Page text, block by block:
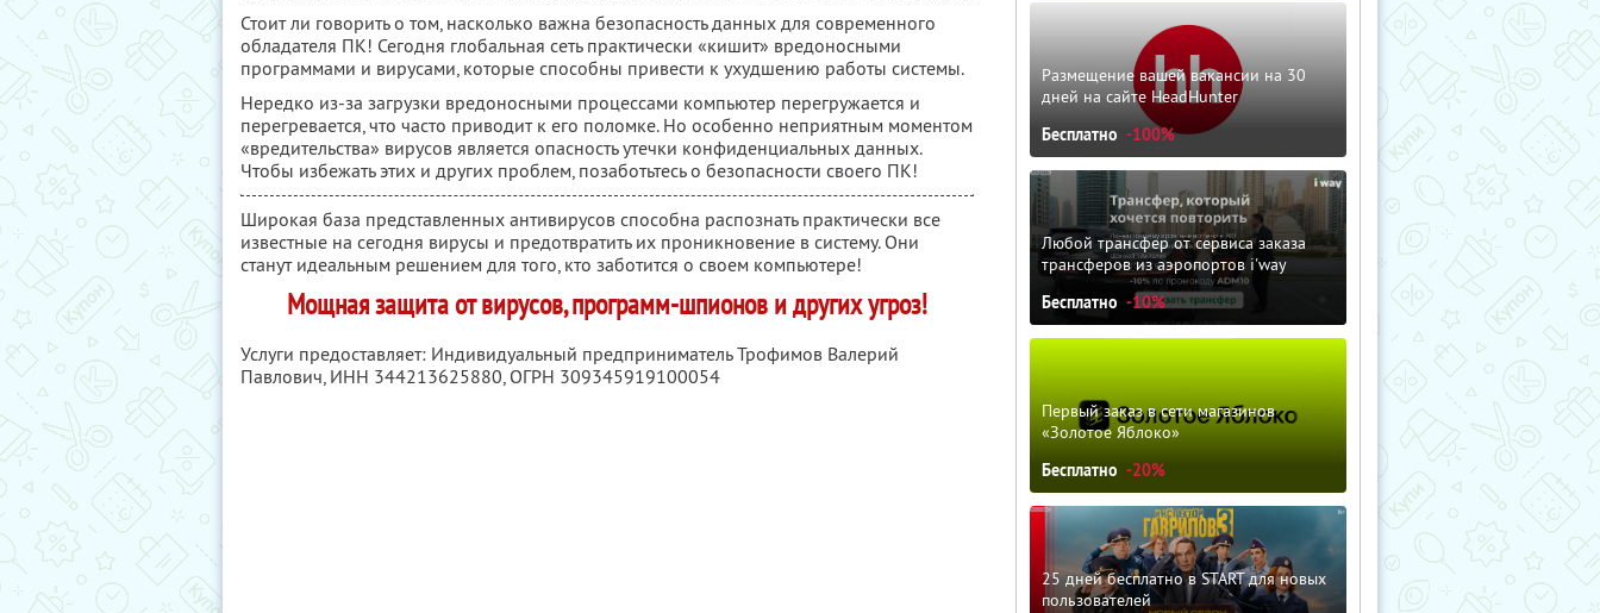
Стоит ли говорить о том, насколько важна безопасность данных для современного
обладателя ПК! Сегодня глобальная сеть практически «кишит» вредоносными
программами и вирусами, которые способны привести к ухудшению работы системы.
Нередко из-за загрузки вредоносными процессами компьютер перегружается и
перегревается, что часто приводит к его поломке. Но особенно неприятным моментом
«вредительства» вирусов является опасность утечки конфиденциальных данных.
Чтобы избежать этих и других проблем, позаботьтесь о безопасности своего ПК!
Широкая база представленных антивирусов способна распознать практически все
известные на сегодня вирусы и предотвратить их проникновение в систему. Они
станут идеальным решением для того, кто заботится о своем компьютере!
Мощная защита от вирусов, программ-шпионов и других угроз!
Услуги предоставляет: Индивидуальный предприниматель Трофимов Валерий
Павлович, ИНН 344213625880, ОГРН 309345919100054
Размещение вашей вакансии на 30
дней на сайте HeadHunter
Бесплатно -100%
Любой трансфер от сервиса заказа
трансферов из аэропортов i'way
Бесплатно -10%
Первый заказ в сети магазинов
«Золотое Яблоко»
Бесплатно -20%
25 дней бесплатно в START для новых
пользователей